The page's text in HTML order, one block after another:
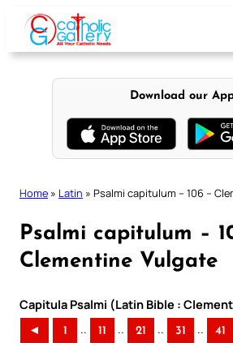
content
Download our
Home » Latin » Psalmi capitulum – 106 –
Psalmi capitulum –
Clementine Vulgate
Capitula Psalmi (Latin Bible :
◄ 1 .. 11 .. 21 .. 31 .. 41